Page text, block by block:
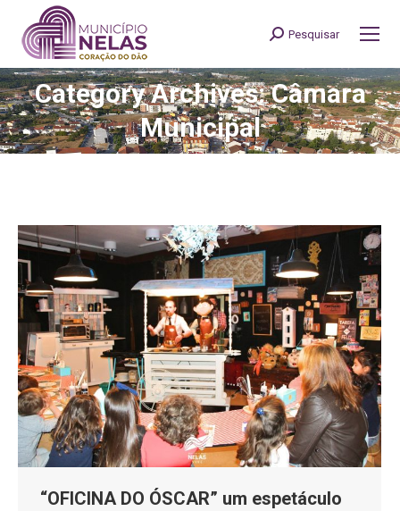
Search:
Pesquisar
Category Archives: Câmara
Municipal
You are here:
“OFICINA DO ÓSCAR” um espetáculo